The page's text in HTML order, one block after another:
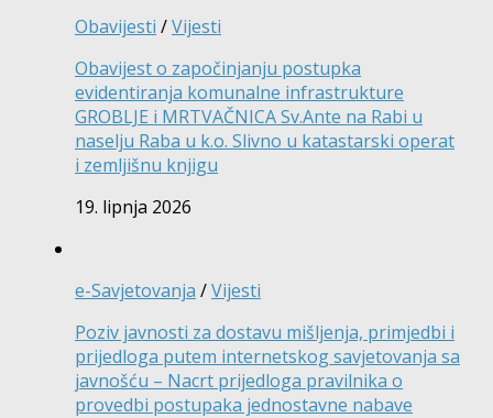
Obavijesti /Vijesti
Obavijest o započinjanju postupka
evidentiranja komunalne infrastrukture
GROBLJE i MRTVAČNICA Sv.Ante na Rabi u
naselju Raba u k.o. Slivno u katastarski operat
i zemljišnu knjigu
19. lipnja 2026
e-Savjetovanja /Vijesti
Poziv javnosti za dostavu mišljenja, primjedbi i
prijedloga putem internetskog savjetovanja sa
javnošću – Nacrt prijedloga pravilnika o
provedbi postupaka jednostavne nabave